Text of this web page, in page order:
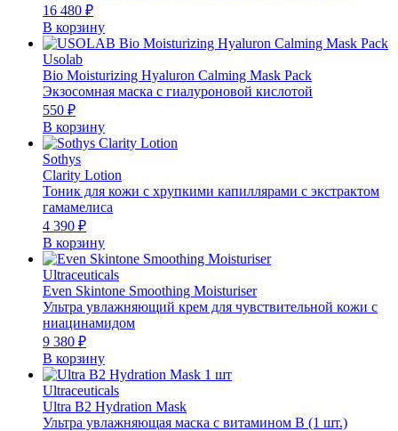
16 480 ₽
В корзину
Usolab
Bio Moisturizing Hyaluron Calming Mask Pack
Экзосомная маска с гиалуроновой кислотой
550 ₽
В корзину
Sothys
Clarity Lotion
Тоник для кожи с хрупкими капиллярами с экстрактом
гамамелиса
4 390 ₽
В корзину
Ultraceuticals
Even Skintone Smoothing Moisturiser
Ультра увлажняющий крем для чувствительной кожи с
ниацинамидом
9 380 ₽
В корзину
Ultraceuticals
Ultra B2 Hydration Mask
Ультра увлажняющая маска с витамином B (1 шт.)